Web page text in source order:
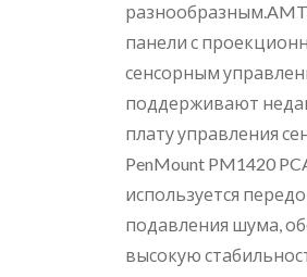
панели с
сенсорным
поддерживают
плату управления
PenMount PM1420
используется
подавления шума,
высокую